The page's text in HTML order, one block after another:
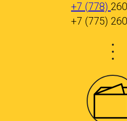
+7 (778)
+7 (775)